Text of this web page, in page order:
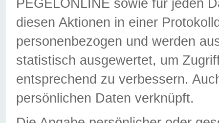
PEGELONLINE sowie für jeden
diesen Aktionen in einer
personenbezogen und werden
statistisch ausgewertet, um
entsprechend zu verbessern.
persönlichen Daten verknüpft.